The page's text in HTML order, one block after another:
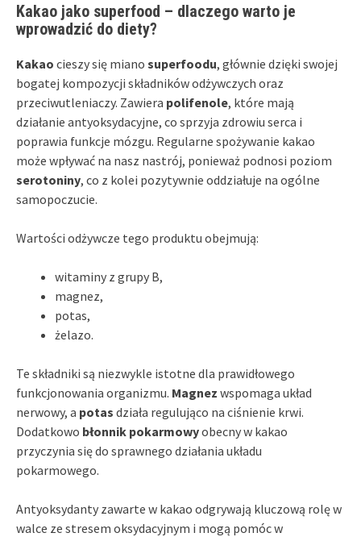
Kakao jako superfood – dlaczego warto je
wprowadzić do diety?
Kakao cieszy się miano superfoodu, głównie dzięki swojej
bogatej kompozycji składników odżywczych oraz
przeciwutleniaczy. Zawiera polifenole, które mają
działanie antyoksydacyjne, co sprzyja zdrowiu serca i
poprawia funkcje mózgu. Regularne spożywanie kakao
może wpływać na nasz nastrój, ponieważ podnosi poziom
serotoniny, co z kolei pozytywnie oddziałuje na ogólne
samopoczucie.
Wartości odżywcze tego produktu obejmują:
witaminy z grupy B,
magnez,
potas,
żelazo.
Te składniki są niezwykle istotne dla prawidłowego
funkcjonowania organizmu. Magnez wspomaga układ
nerwowy, a potas działa regulująco na ciśnienie krwi.
Dodatkowo błonnik pokarmowyobecny w kakao
przyczynia się do sprawnego działania układu
pokarmowego.
Antyoksydanty zawarte w kakao odgrywają kluczową rolę w
walce ze stresem oksydacyjnym i mogą pomóc w